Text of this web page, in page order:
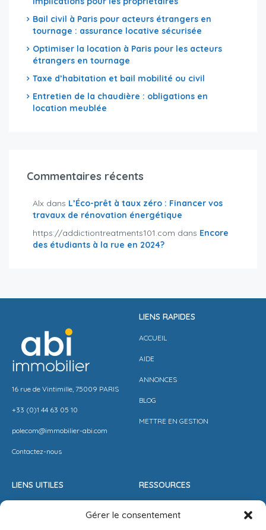
Gérer le consentement
Bail civil à Paris pour acteurs étrangers en
tournage : assurance locative sécurisée
Optimiser la location à Paris pour les acteurs
étrangers en tournage
Taxe d’habitation et bail mobilité ou civil
Entretien de la chaudière : obligations en
location meublée
Commentaires récents
Alx dans L’Éco-prêt à taux zéro : Financer vos
travaux de rénovation énergétique
https://addictiontreatments101.com dans Encore
des étudiants à la rue en 2024?
16 rue de Vintimille, 75009 PARIS
+33 (0)1 44 63 05 10
polecom@immobilier-abi.com
Contactez-nous
LIENS RAPIDES
ACCUEIL
AIDE
ANNONCES
BLOG
METTRE EN GESTION
LIENS UITILES RESSOURCES